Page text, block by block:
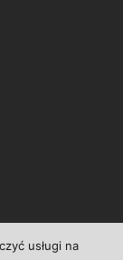
usługi na